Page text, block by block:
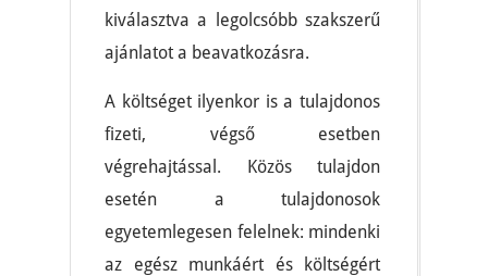
kiválasztva a legolcsóbb szakszerű
ajánlatot a beavatkozásra.
A költséget ilyenkor is a tulajdonos
fizeti, végső esetben
végrehajtással. Közös tulajdon
esetén a tulajdonosok
egyetemlegesen felelnek: mindenki
az egész munkáért és költségért